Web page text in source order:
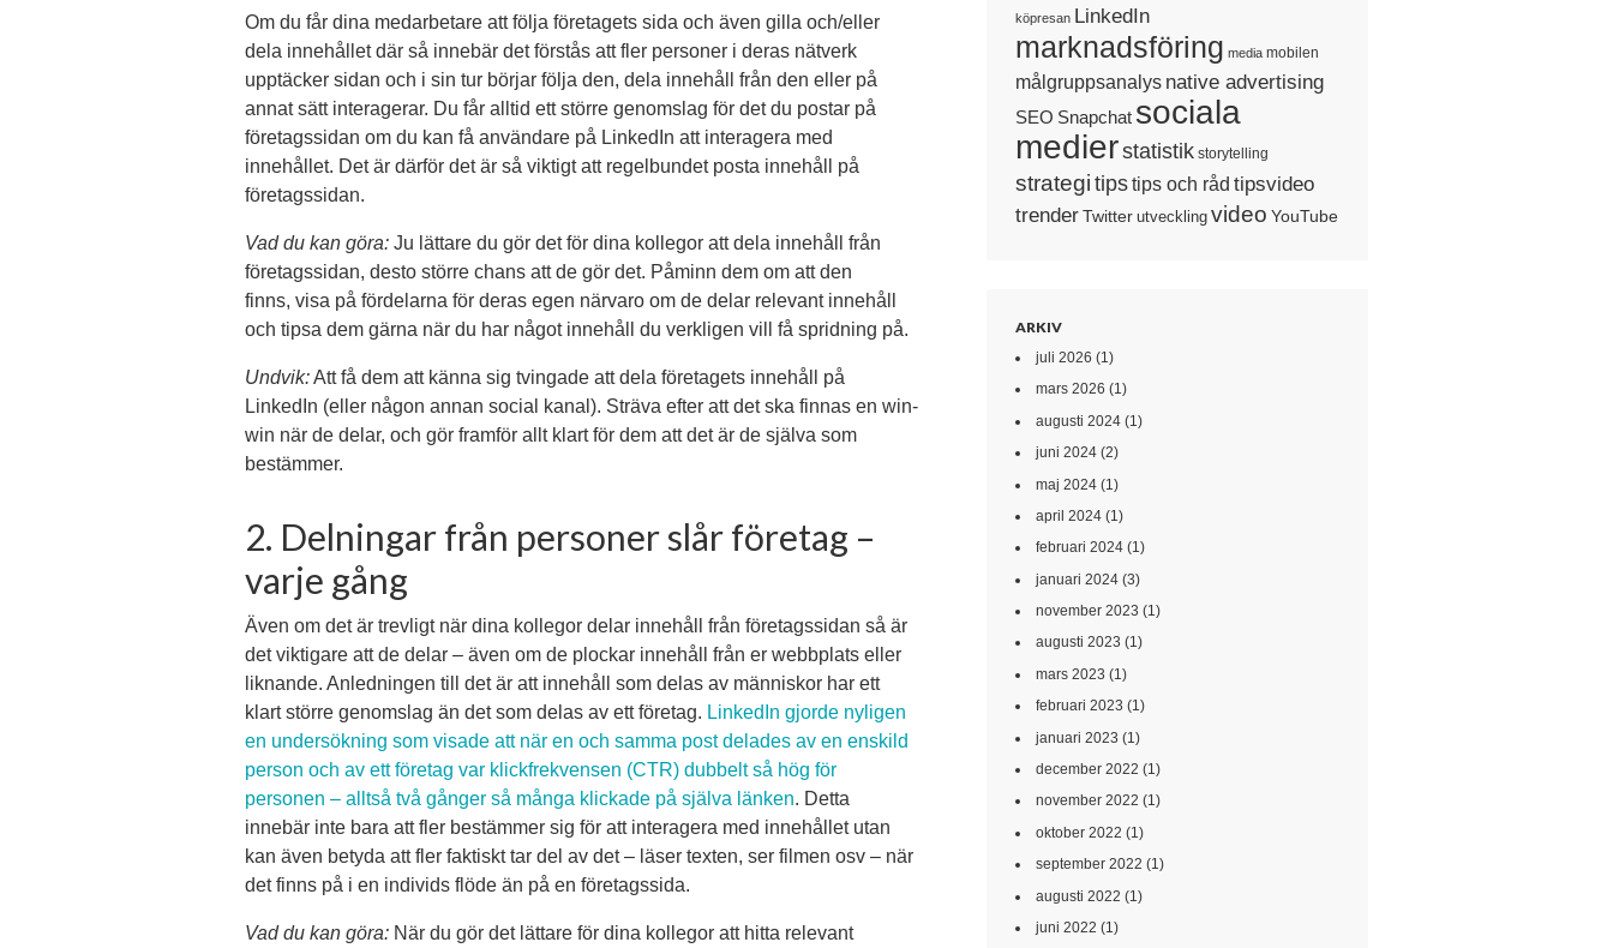
Om du får dina medarbetare att följa företagets sida och även gilla och/eller
dela innehållet där så innebär det förstås att fler personer i deras nätverk
upptäcker sidan och i sin tur börjar följa den, dela innehåll från den eller på
annat sätt interagerar. Du får alltid ett större genomslag för det du postar på
företagssidan om du kan få användare på LinkedIn att interagera med
innehållet. Det är därför det är så viktigt att regelbundet posta innehåll på
företagssidan.
Vad du kan göra: Ju lättare du gör det för dina kollegor att dela innehåll från
företagssidan, desto större chans att de gör det. Påminn dem om att den
finns, visa på fördelarna för deras egen närvaro om de delar relevant innehåll
och tipsa dem gärna när du har något innehåll du verkligen vill få spridning på.
Undvik:Att få dem att känna sig tvingade att dela företagets innehåll på
LinkedIn (eller någon annan social kanal). Sträva efter att det ska finnas en win-
win när de delar, och gör framför allt klart för dem att det är de själva som
bestämmer.
2. Delningar från personer slår företag –
varje gång
Även om det är trevligt när dina kollegor delar innehåll från företagssidan så är
det viktigare att de delar – även om de plockar innehåll från er webbplats eller
liknande. Anledningen till det är att innehåll som delas av människor har ett
klart större genomslag än det som delas av ett företag. LinkedIn gjorde nyligen
en undersökning som visade att när en och samma post delades av en enskild
person och av ett företag var klickfrekvensen (CTR) dubbelt så hög för
personen – alltså två gånger så många klickade på själva länken. Detta
innebär inte bara att fler bestämmer sig för att interagera med innehållet utan
kan även betyda att fler faktiskt tar del av det – läser texten, ser filmen osv – när
det finns på i en individs flöde än på en företagssida.
Vad du kan göra: När du gör det lättare för dina kollegor att hitta relevant
köpresan LinkedIn
marknadsföring media mobilen
målgruppsanalys native advertising
SEO Snapchat sociala
medierstatistik storytelling
strategi tipstips och råd tipsvideo
trender Twitter utveckling video YouTube
ARKIV
juli 2026 (1)
mars 2026 (1)
augusti 2024(1)
juni 2024(2)
maj 2024(1)
april 2024(1)
februari 2024(1)
januari 2024(3)
november 2023 (1)
augusti 2023 (1)
mars 2023 (1)
februari 2023 (1)
januari 2023 (1)
december 2022 (1)
november 2022 (1)
oktober 2022 (1)
september 2022 (1)
augusti 2022 (1)
juni 2022 (1)